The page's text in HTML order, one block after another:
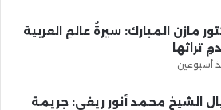
مازن المبارك: سيرةُ عالمِ العربية
تراثها
أسبوعين
الشيخ محمد أنور ريغي: جريمة